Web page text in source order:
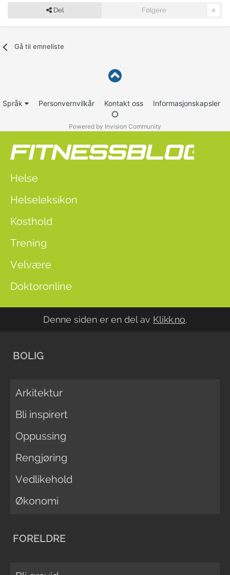
Del Følgere 0
Gå til emneliste
Språk Personvernvilkår Kontakt oss Informasjonskapsler
Powered by Invision Community
Helse
Helseleksikon
Kosthold
Trening
Velvære
Doktoronline
Denne siden er en del av Klikk.no.
BOLIG
Arkitektur
Bli inspirert
Oppussing
Rengjøring
Vedlikehold
Økonomi
FORELDRE